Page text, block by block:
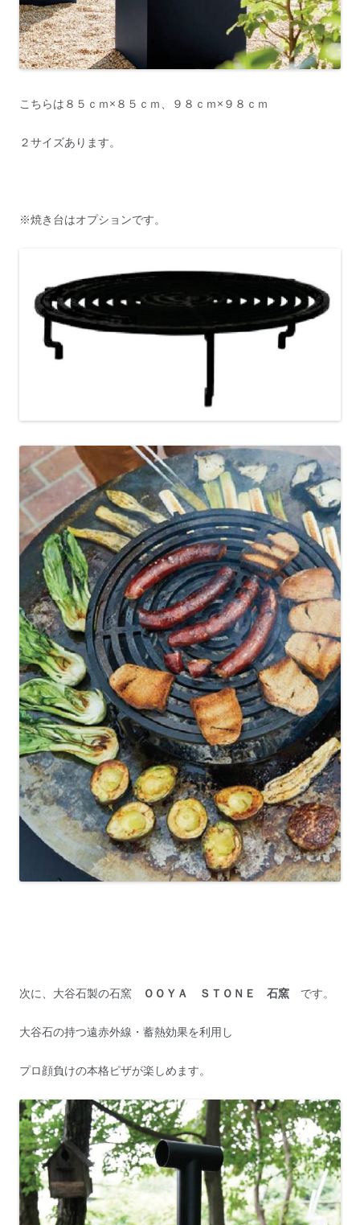
こちらは８５ｃｍ×８５ｃｍ、９８ｃｍ×９８ｃｍ
２サイズあります。
※焼き台はオプションです。
次に、大谷石製の石窯 ＯＯＹＡ ＳＴＯＮＥ 石窯 です。
大谷石の持つ遠赤外線・蓄熱効果を利用し
プロ顔負けの本格ピザが楽しめます。